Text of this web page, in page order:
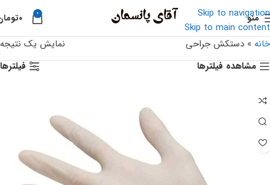
Skip to navigation
Skip to main content
منو 0 ۰
خانه » دستکش جراحی
نمایش یک نتیجه
مشاهده فیلترها
فیلترها